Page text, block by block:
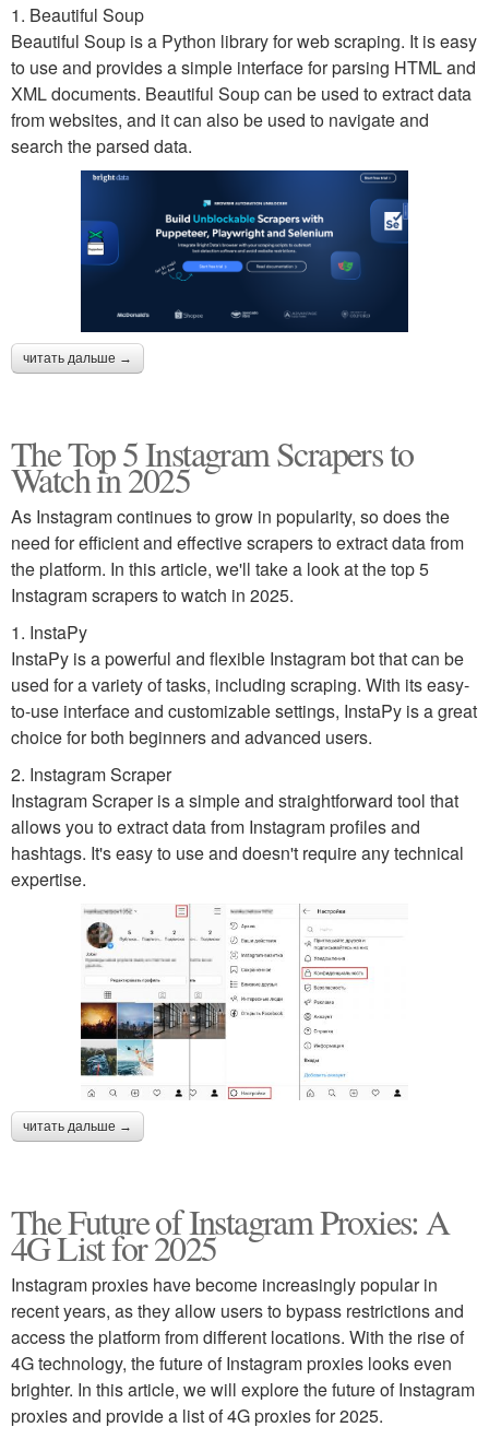
1. Beautiful Soup
Beautiful Soup is a Python library for web scraping. It is easy
to use and provides a simple interface for parsing HTML and
XML documents. Beautiful Soup can be used to extract data
from websites, and it can also be used to navigate and
search the parsed data.
читать дальше →
The Top 5 Instagram Scrapers to
Watch in 2025
As Instagram continues to grow in popularity, so does the
need for efficient and effective scrapers to extract data from
the platform. In this article, we'll take a look at the top 5
Instagram scrapers to watch in 2025.
1. InstaPy
InstaPy is a powerful and flexible Instagram bot that can be
used for a variety of tasks, including scraping. With its easy-
to-use interface and customizable settings, InstaPy is a great
choice for both beginners and advanced users.
2. Instagram Scraper
Instagram Scraper is a simple and straightforward tool that
allows you to extract data from Instagram profiles and
hashtags. It's easy to use and doesn't require any technical
expertise.
читать дальше →
The Future of Instagram Proxies: A
4G List for 2025
Instagram proxies have become increasingly popular in
recent years, as they allow users to bypass restrictions and
access the platform from different locations. With the rise of
4G technology, the future of Instagram proxies looks even
brighter. In this article, we will explore the future of Instagram
proxies and provide a list of 4G proxies for 2025.